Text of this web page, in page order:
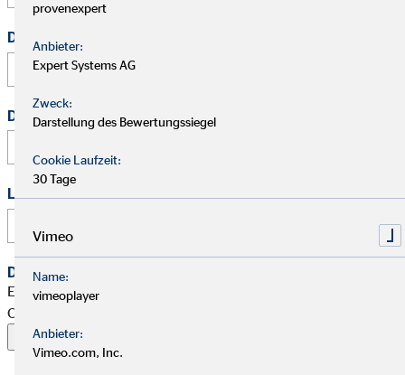
Deine E-Mail Adresse
Deine Telefonnummer
Link zu Deinem Business-Profil (Xing / LinkedIn / andere)
Dein Begleitschreiben
Erlaubte Formate: PDF, Word, ZIP, OpenOffice,
OpenDocument, JPG, PNG, BMP | Maximal 20 MB
provenexpert
Anbieter:
Expert Systems AG
Zweck:
Darstellung des Bewertungssiegel
Cookie Laufzeit:
30 Tage
Vimeo
Name:
vimeoplayer
Anbieter:
Vimeo.com, Inc.